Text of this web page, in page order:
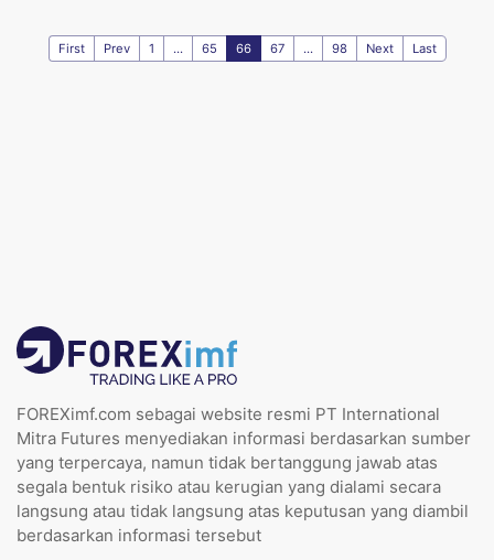
First Prev 1 ... 65 66 67 ... 98 Next Last
FOREXimf.com sebagai website resmi PT International
Mitra Futures menyediakan informasi berdasarkan sumber
yang terpercaya, namun tidak bertanggung jawab atas
segala bentuk risiko atau kerugian yang dialami secara
langsung atau tidak langsung atas keputusan yang diambil
berdasarkan informasi tersebut